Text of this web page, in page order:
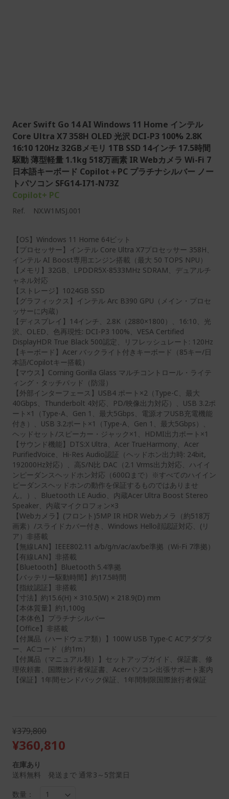
Acer Swift Go 14 AI Windows 11 Home インテル
Core Ultra X7 358H OLED 光沢 DCI-P3 100% 2.8K
16:10 120Hz 32GBメモリ 1TB SSD 14インチ 17.5時間
駆動 薄型軽量 1.1kg 518万画素 IR Webカメラ Wi-Fi 7
日本語キーボード Copilot＋PC プラチナシルバー ノー
トパソコン SFG14-I71-N73Z
Copilot+ PC
Ref. NX.W1MSJ.001
【OS】Windows 11 Home 64ビット
【プロセッサー】インテル Core Ultra X7プロセッサー 358H、
インテル AI Boost専用エンジン搭載（最大 50 TOPS NPU）
【メモリ】32GB、LPDDR5X-8533MHz SDRAM、デュアルチ
ャネル対応
【ストレージ】1024GB SSD
【グラフィックス】インテル Arc B390 GPU（メイン・プロセ
ッサーに内蔵）
【ディスプレイ】14インチ、2.8K（2880×1800）、16:10、光
沢、OLED、色再現性: DCI-P3 100%、VESA Certified
DisplayHDR True Black 500認定、リフレッシュレート: 120Hz
【キーボード】Acer バックライト付きキーボード（85キー/日
本語/Copilotキー搭載）
【マウス】Corning Gorilla Glass マルチコントロール・ライテ
ィング・タッチパッド（防湿）
【外部インターフェース】USB4 ポート×2（Type-C、最大
40Gbps、Thunderbolt 4対応、PD/映像出力対応）、USB 3.2ポ
ート×1（Type-A、Gen 1、最大5Gbps、電源オフUSB充電機能
付き）、USB 3.2ポート×1（Type-A、Gen 1、最大5Gbps）、
ヘッドセット/スピーカー・ジャック×1、HDMI出力ポート×1
【サウンド機能】DTS:X Ultra、Acer TrueHarmony、Acer
PurifiedVoice、Hi-Res Audio認証（ヘッドホン出力時: 24bit,
192000Hz対応）、高S/N比 DAC（2.1 Vrms出力対応、ハイイ
ンピーダンスヘッドホン対応（600Ωまで）※すべてのハイイン
ピーダンスヘッドホンの動作を保証するものではありませ
ん。）、Bluetooth LE Audio、内蔵Acer Ultra Boost Stereo
Speaker、内蔵マイクロフォン×3
【Webカメラ】(フロント)5MP IR HDR Webカメラ（約518万
画素）/スライドカバー付き、Windows Hello顔認証対応、(リ
ア）非搭載
【無線LAN】IEEE802.11 a/b/g/n/ac/ax/be準拠（Wi-Fi 7準拠）
【有線LAN】非搭載
【Bluetooth】Bluetooth 5.4準拠
【バッテリー駆動時間】約17.5時間
【指紋認証】非搭載
【寸法】約15.6(H) × 310.5(W) × 218.9(D) mm
【本体質量】約1,100g
【本体色】プラチナシルバー
【Office】非搭載
【付属品（ハードウェア類）】100W USB Type-C ACアダプタ
ー、ACコード（約1m）
【付属品（マニュアル類）】セットアップガイド、保証書、修
理依頼書、国際旅行者保証書、Acerパソコン出張サポート案内
【保証】1年間センドバック保証、1年間制限国際旅行者保証
¥379,800
¥360,810
在庫あり
送料無料 発送まで 通常3～5営業日
数量：